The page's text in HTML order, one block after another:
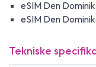
eSIM Den
eSIM Den
Tekniske